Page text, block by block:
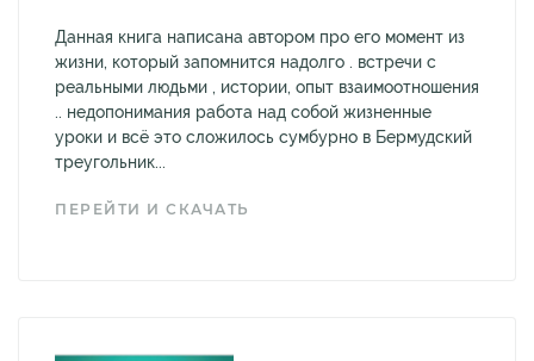
Данная книга написана автором про его момент из
жизни, который запомнится надолго . встречи с
реальными людьми , истории, опыт взаимоотношения
.. недопонимания работа над собой жизненные
уроки и всё это сложилось сумбурно в Бермудский
треугольник...
ПЕРЕЙТИ И СКАЧАТЬ